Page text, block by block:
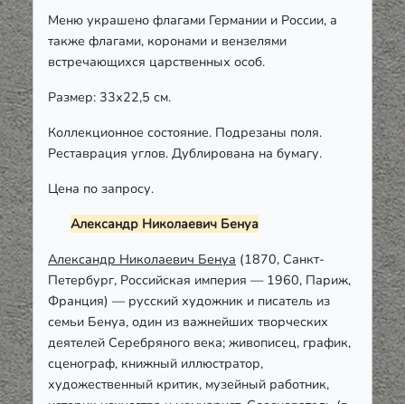
Меню украшено флагами Германии и России, а
также флагами, коронами и вензелями
встречающихся царственных особ.
Размер: 33х22,5 см.
Коллекционное состояние. Подрезаны поля.
Реставрация углов. Дублирована на бумагу.
Цена по запросу.
Александр Николаевич Бенуа
Александр Николаевич Бенуа (1870, Санкт-
Петербург, Российская империя — 1960, Париж,
Франция) — русский художник и писатель из
семьи Бенуа, один из важнейших творческих
деятелей Серебряного века; живописец, график,
сценограф, книжный иллюстратор,
художественный критик, музейный работник,